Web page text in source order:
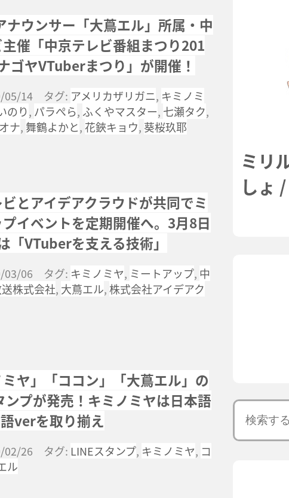
ウンサー「大蔦エル」所属・中
催「中京テレビ番組まつり201
ゴヤVTuberまつり」が開催！
05/14 タグ: アメリカザリガニ, キミノミ
のり, パラぺら, ふくやマスター, 七瀬タク,
ナ, 舞鶴よかと,花鋏キョウ, 葵桜玖耶
とアイデアクラウドが共同でミ
イベントを定期開催へ。3月8日
「VTuberを支える技術」
03/06 タグ: キミノミヤ, ミートアップ, 中
株式会社, 大蔦エル,株式会社アイデアク
ミヤ」「ココン」「大蔦エル」の
ンプが発売！キミノミヤは日本語
verを取り揃え
02/26 タグ: LINEスタンプ, キミノミヤ, コ
ル
ミリ
しょ